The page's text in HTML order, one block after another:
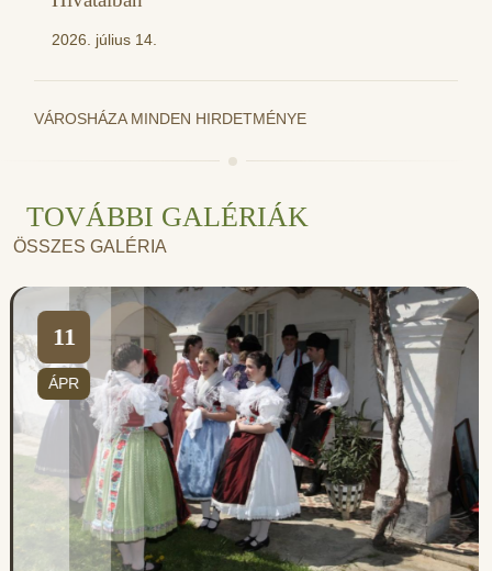
2026. július 14.
VÁROSHÁZA MINDEN HIRDETMÉNYE
TOVÁBBI GALÉRIÁK
ÖSSZES GALÉRIA
11
ÁPR